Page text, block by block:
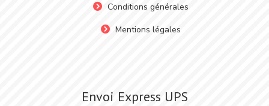
Conditions générales
Mentions légales
Envoi Express UPS